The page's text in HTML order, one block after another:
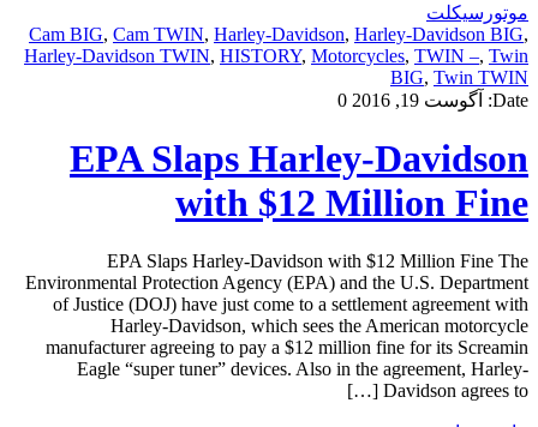
موتورسیکلت
Cam BIG, Cam TWIN, Harley-Davidson, Harley-Davidson BIG,
Harley-Davidson TWIN, HISTORY, Motorcycles, TWIN –, Twin
BIG, Twin TWIN
Date:
آگوست 19, 2016 0
EPA Slaps Harley-Davidson
with $12 Million Fine
EPA Slaps Harley-Davidson with $12 Million Fine The
Environmental Protection Agency (EPA) and the U.S. Department
of Justice (DOJ) have just come to a settlement agreement with
Harley-Davidson, which sees the American motorcycle
manufacturer agreeing to pay a $12 million fine for its Screamin
Eagle “super tuner” devices. Also in the agreement, Harley-
Davidson agrees to […]